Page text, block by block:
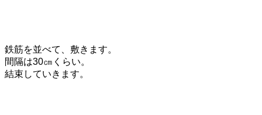
鉄筋を並べて、敷きます。
間隔は30㎝くらい。
結束していきます。